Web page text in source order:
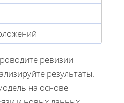
ревизии
результаты.
на основе